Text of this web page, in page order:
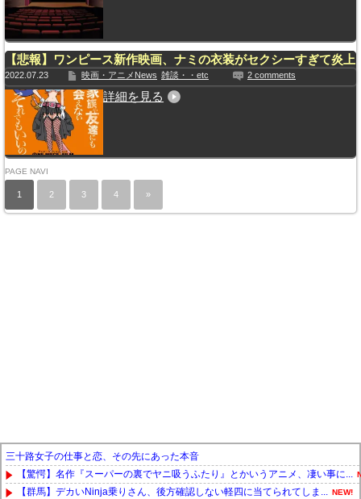
【悲報】ワンピース新作映画、ナミの衣装がセクシーすぎて炎上
2022.07.23 映画・アニメNews 雑談・・etc 2 comments
詳細を見る
PAGE NAVI
1 2 3 4 »
三十路女子の仕事と恋、その先にあった本音
【驚愕】名作『スーパーの裏でヤニ吸うふたり』とかいうアニメ、凄い事に...
【群馬】デカいNinja乗りさん、後方確認しない軽四に当てられてしま... NEW!